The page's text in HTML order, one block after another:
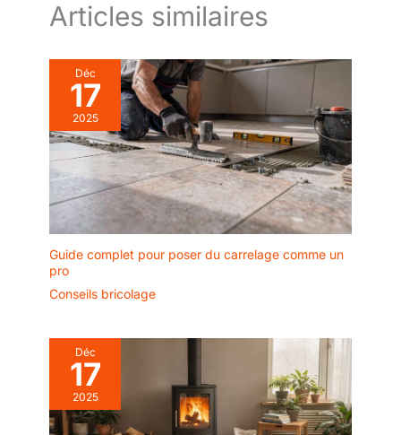
Articles similaires
Déc
17
2025
Guide complet pour poser du carrelage comme un
pro
Conseils bricolage
Déc
17
2025